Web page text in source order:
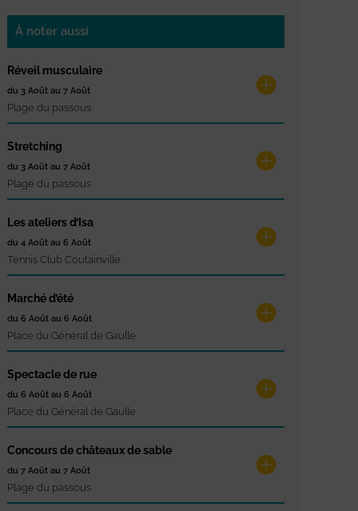
À noter aussi
Réveil musculaire
du 3 Août au 7 Août
Plage du passous
Stretching
du 3 Août au 7 Août
Plage du passous
Les ateliers d’Isa
du 4 Août au 6 Août
Tennis Club Coutainville
Marché d’été
du 6 Août au 6 Août
Place du Général de Gaulle
Spectacle de rue
du 6 Août au 6 Août
Place du Général de Gaulle
Concours de châteaux de sable
du 7 Août au 7 Août
Plage du passous